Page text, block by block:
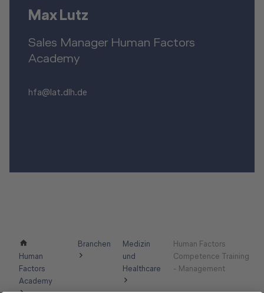
Max Lutz
Sales Manager Human Factors
Academy
hfa@lat.dlh.de
Human
Factors
Academy
Branchen
Medizin
und
Healthcare
Human Factors
Competence Training
- Management